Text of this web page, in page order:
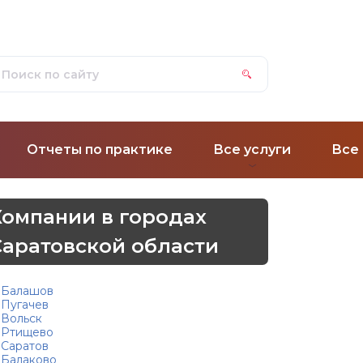
Отчеты по практике Все услуги Все
в городах
области
Балашов
Пугачев
Вольск
Ртищево
Саратов
Балаково